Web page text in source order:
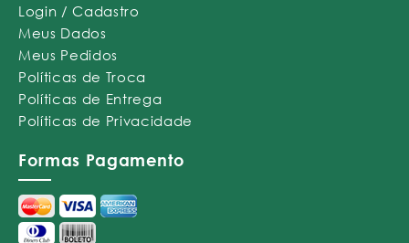
Login / Cadastro
Meus Dados
Meus Pedidos
Políticas de Troca
Políticas de Entrega
Políticas de Privacidade
Formas Pagamento